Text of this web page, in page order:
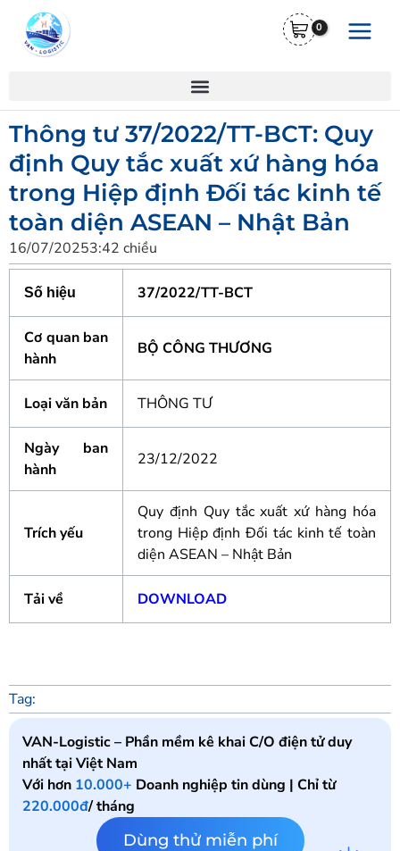
Thông tư 37/2022/TT-BCT: Quy
định Quy tắc xuất xứ hàng hóa
trong Hiệp định Đối tác kinh tế
toàn diện ASEAN – Nhật Bản
16/07/20253:42 chiều
Số hiệu 37/2022/TT-BCT
Cơ quan ban
hành
BỘ CÔNG THƯƠNG
Loại văn bản THÔNG TƯ
Ngày ban
hành
23/12/2022
Trích yếu
Quy định Quy tắc xuất xứ hàng hóa
trong Hiệp định Đối tác kinh tế toàn
diện ASEAN – Nhật Bản
Tải về DOWNLOAD
Tag:
VAN-Logistic – Phần mềm kê khai C/O điện tử duy
nhất tại Việt Nam
Với hơn 10.000+ Doanh nghiệp tin dùng | Chỉ từ
220.000đ/ tháng
Dùng thử miễn phí